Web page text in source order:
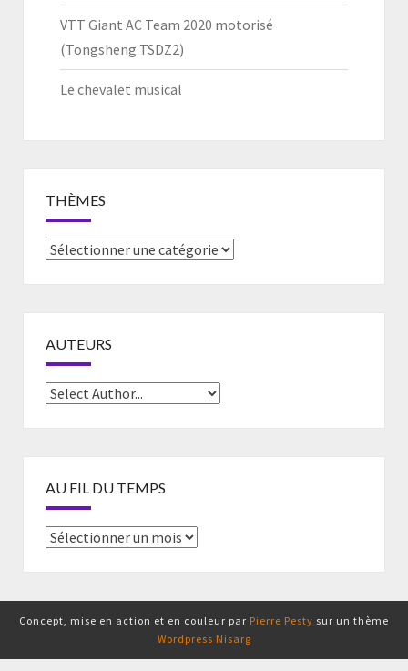
VTT Giant AC Team 2020 motorisé
(Tongsheng TSDZ2)
Le chevalet musical
THÈMES
Thèmes
AUTEURS
AU FIL DU TEMPS
Au
Concept, mise en action et en couleur par Pierre Pesty sur un thème
Wordpress Nisarg